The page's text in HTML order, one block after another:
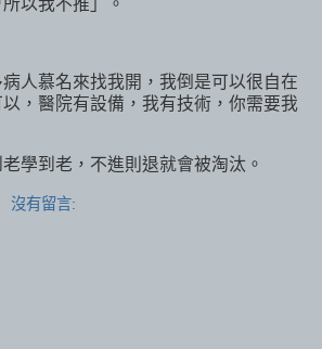
以我不推」。
人慕名來找我開，我倒是可以很自在
，醫院有設備，我有技術，你需要我
學到老，不進則退就會被淘汰。
沒有留言: